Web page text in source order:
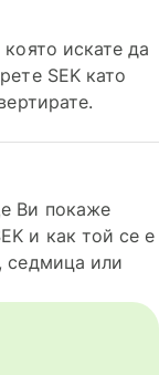
искате да
SEK като
Ви покаже
и как той се е
седмица или